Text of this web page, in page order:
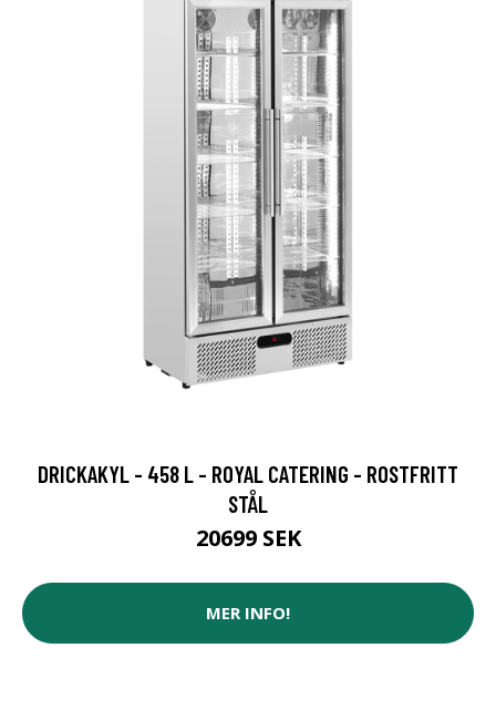
DRICKAKYL - 458 L - ROYAL CATERING - ROSTFRITT
STÅL
20699 SEK
MER INFO!